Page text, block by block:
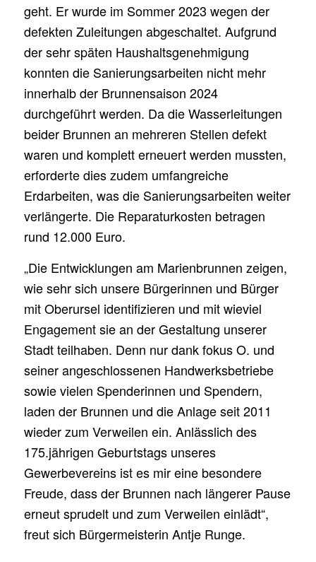
geht. Er wurde im Sommer 2023 wegen der
defekten Zuleitungen abgeschaltet. Aufgrund
der sehr späten Haushaltsgenehmigung
konnten die Sanierungsarbeiten nicht mehr
innerhalb der Brunnensaison 2024
durchgeführt werden. Da die Wasserleitungen
beider Brunnen an mehreren Stellen defekt
waren und komplett erneuert werden mussten,
erforderte dies zudem umfangreiche
Erdarbeiten, was die Sanierungsarbeiten weiter
verlängerte. Die Reparaturkosten betragen
rund 12.000 Euro.
„Die Entwicklungen am Marienbrunnen zeigen,
wie sehr sich unsere Bürgerinnen und Bürger
mit Oberursel identifizieren und mit wieviel
Engagement sie an der Gestaltung unserer
Stadt teilhaben. Denn nur dank fokus O. und
seiner angeschlossenen Handwerksbetriebe
sowie vielen Spenderinnen und Spendern,
laden der Brunnen und die Anlage seit 2011
wieder zum Verweilen ein. Anlässlich des
175.jährigen Geburtstags unseres
Gewerbevereins ist es mir eine besondere
Freude, dass der Brunnen nach längerer Pause
erneut sprudelt und zum Verweilen einlädt“,
freut sich Bürgermeisterin Antje Runge.